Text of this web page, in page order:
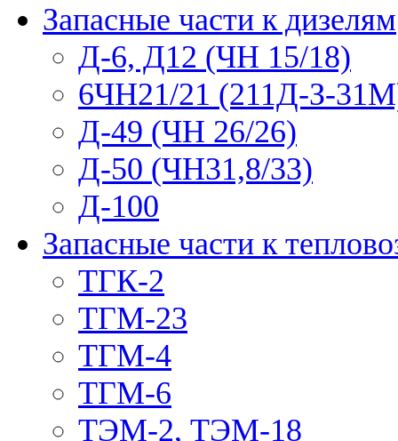
Запасные части к дизелям
Д-6, Д12 (ЧН 15/18)
6ЧН21/21 (211Д-З-
Д-49 (ЧН 26/26)
Д-50 (ЧН31,8/33)
Д-100
Запасные части к
ТГК-2
ТГМ-23
ТГМ-4
ТГМ-6
ТЭМ-2, ТЭМ-18